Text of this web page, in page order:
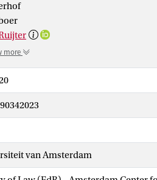
more
van Amsterdam